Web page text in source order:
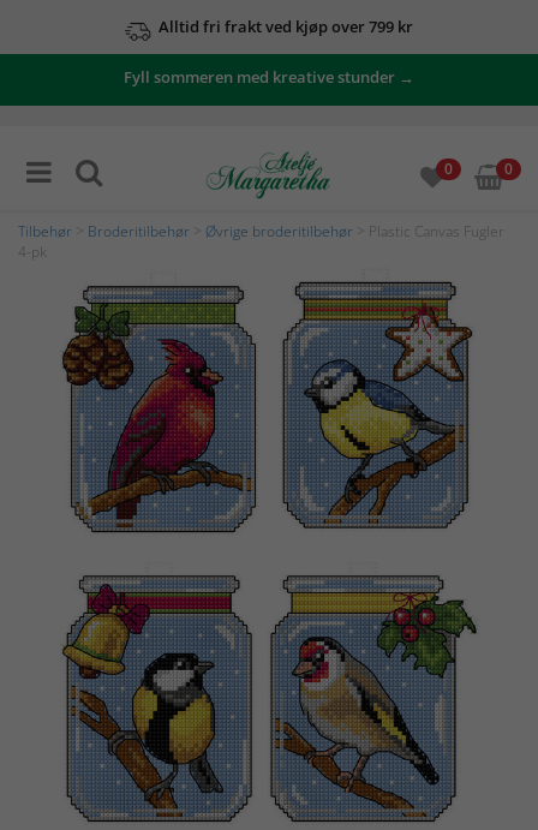
Alltid fri frakt ved kjøp over 799 kr
Fyll sommeren med kreative stunder →
0 0
Tilbehør Broderitilbehør Øvrige broderitilbehør > Plastic Canvas Fugler
4-pk